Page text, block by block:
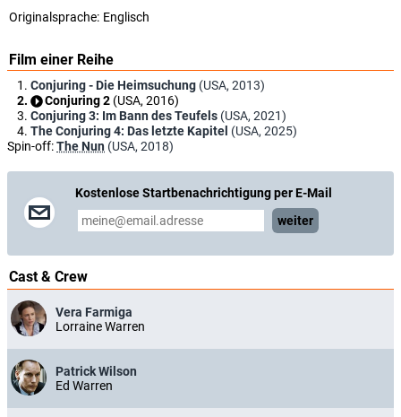
Originalsprache: Englisch
Film einer Reihe
Conjuring - Die Heimsuchung (USA, 2013)
Conjuring 2 (USA, 2016)
Conjuring 3: Im Bann des Teufels (USA, 2021)
The Conjuring 4: Das letzte Kapitel (USA, 2025)
Spin-off:The Nun (USA, 2018)
Kostenlose Startbenachrichtigung per E-Mail
weiter
Cast & Crew
Vera Farmiga
Lorraine Warren
Patrick Wilson
Ed Warren